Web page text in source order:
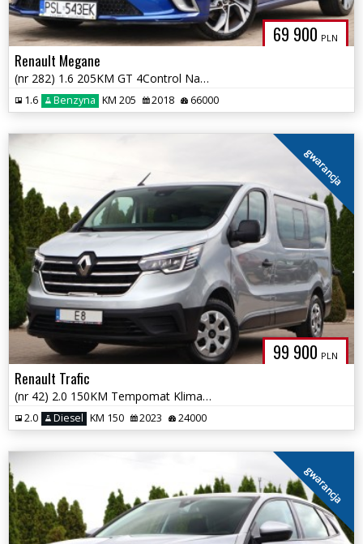
69 900 PLN
Renault Megane
(nr 282) 1.6 205KM GT 4Control Navi Kamera BOSE Alcantara Gwarancja!!!
1.6 Benzyna KM 205 2018 66000
99 900 PLN
gwarancja
Renault Trafic
(nr 42) 2.0 150KM Tempomat Klima Bluetooth Gwarancja!!!
2.0 Diesel KM 150 2023 24000
gwarancja